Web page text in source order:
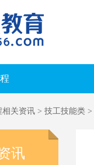
相关资讯 > 技工技能类 >
讯